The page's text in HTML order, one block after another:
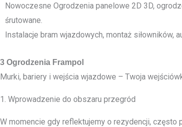
Nowoczesne Ogrodzenia panelowe 2D 3D,
śrutowane.
Instalacje bram wjazdowych, montaż siłowników,
3 Ogrodzenia Frampol
Murki, bariery i wejścia wjazdowe – Twoja
1. Wprowadzenie do obszaru przegród
W momencie gdy reflektujemy o rezydencji,